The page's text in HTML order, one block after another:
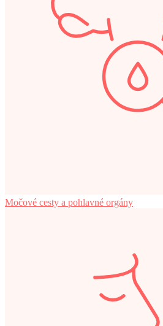
Močové cesty a pohlavné orgány